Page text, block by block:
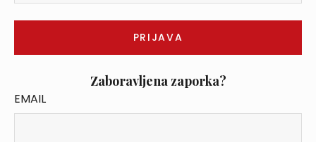
Zaboravljena zaporka?
EMAIL